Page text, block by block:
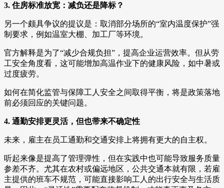
3. 住房标准放宽：减负还是降标？
另一个颇具争议的提议是：取消部分场所的“室内温度保护”强
制要求，例如温室大棚、加工厂等环境。
官方解释是为了“减少合规负担”，提高企业运营效率。但从劳
工安全角度看，这可能增加高温作业下的健康风险，如中暑或
过度疲劳。
如何在简化监管与保障工人安全之间取得平衡，将是政策落地
前必须回应的关键问题。
4. 通勤安排更灵活，但也带来不确定性
未来，雇主在员工通勤和交通安排上将拥有更大的自主权。
听起来像是提高了管理弹性，但在实践中也可能导致服务质量
参差不齐。尤其在农村或偏远地区，公共交通本就有限，若雇
主提供的班车不规范，可能直接影响工人的出行安全与生活质